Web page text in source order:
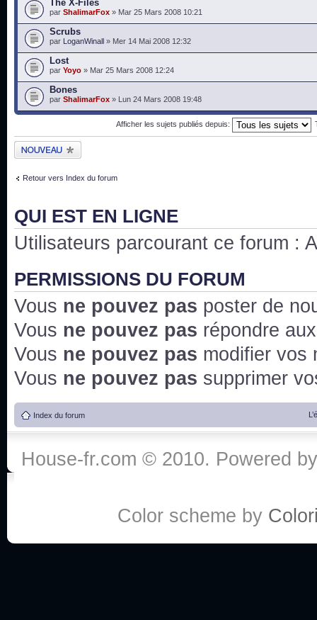
The X-Files
par ShalimarFox » Mar 25 Mars 2008 10:21
Scrubs
par LoganWinall » Mer 14 Mai 2008 12:32
Lost
par Yoyo » Mar 25 Mars 2008 12:24
Bones
par ShalimarFox » Lun 24 Mars 2008 19:48
Afficher les sujets publiés depuis:
Publier un nouveau
sujet
Retour vers Index du forum
QUI EST EN LIGNE
Utilisateurs parcourant ce forum :
PERMISSIONS DU FORUM
Vous ne pouvez pas poster de
Vous ne pouvez pas répondre
Vous ne pouvez pas modifier vos
Vous ne pouvez pas supprimer
Index du forum
House-fr.com © 2010. Powered
Color scheme by